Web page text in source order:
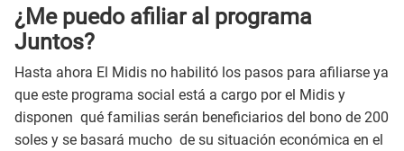
¿Me puedo afiliar al programa
Juntos?
Hasta ahora El Midis no habilitó los pasos para afiliarse ya
que este programa social está a cargo por el Midis y
disponen qué familias serán beneficiarios del bono de 200
soles y se basará mucho de su situación económica en el